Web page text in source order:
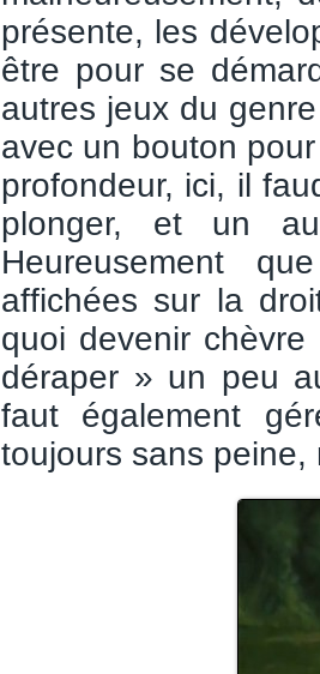
présente, les
être pour se
autres jeux du
avec un bouton
profondeur, ici, il
plonger, et un
Heureusement
affichées sur la
quoi devenir
déraper » un peu
faut également
toujours sans peine,